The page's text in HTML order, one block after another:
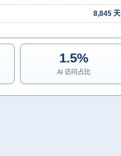
8,845 天
1.5%
AI 访问占比